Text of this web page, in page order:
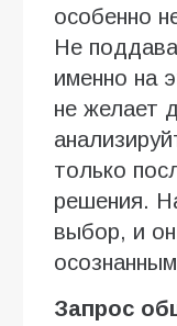
особенно
Не
именно на
не желает
только
решения.
выбор, и
Запрос